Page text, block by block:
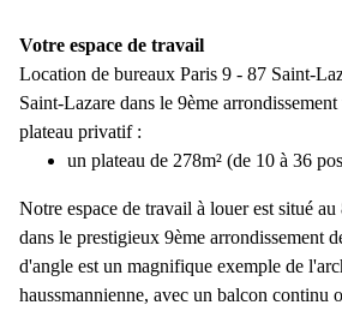
Votre espace de travail
Location de bureaux Paris 9 - 87 Saint-
Saint-Lazare dans le 9ème
plateau privatif :
un plateau de 278m² (de 10 à 36
Notre espace de travail à louer est situé
dans le prestigieux 9ème arrondissement
d'angle est un magnifique exemple de
haussmannienne, avec un balcon continu